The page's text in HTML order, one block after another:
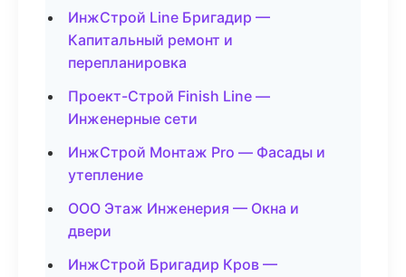
ИнжСтрой Line Бригадир —
Капитальный ремонт и
перепланировка
Проект-Строй Finish Line —
Инженерные сети
ИнжСтрой Монтаж Pro — Фасады и
утепление
ООО Этаж Инженерия — Окна и
двери
ИнжСтрой Бригадир Кров —